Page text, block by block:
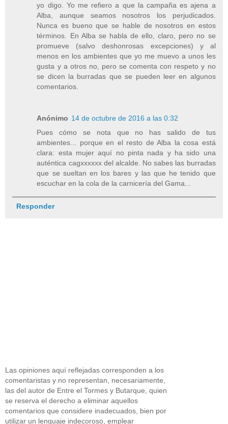
yo digo. Yo me refiero a que la campaña es ajena a
Alba, aunque seamos nosotros los perjudicados.
Nunca es bueno que se hable de nosotros en estos
términos. En Alba se habla de ello, claro, pero no se
promueve (salvo deshonrosas excepciones) y al
menos en los ambientes que yo me muevo a unos les
gusta y a otros no, pero se comenta con respeto y no
se dicen la burradas que se pueden leer en algunos
comentarios.
Anónimo 14 de octubre de 2016 a las 0:32
Pues cómo se nota que no has salido de tus
ambientes... porque en el resto de Alba la cosa está
clara: esta mujer aquí no pinta nada y ha sido una
auténtica cagxxxxxx del alcalde. No sabes las burradas
que se sueltan en los bares y las que he tenido que
escuchar en la cola de la carnicería del Gama...
Responder
Las opiniones aquí reflejadas corresponden a los
comentaristas y no representan, necesariamente,
las del autor de Entre el Tormes y Butarque, quien
se reserva el derecho a eliminar aquellos
comentarios que considere inadecuados, bien por
utilizar un lenguaje indecoroso, emplear